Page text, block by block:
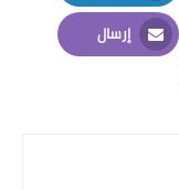
LinkedIn
إرسال
Email